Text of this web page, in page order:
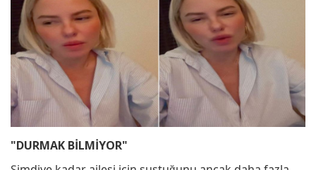
"DURMAK BİLMİYOR"